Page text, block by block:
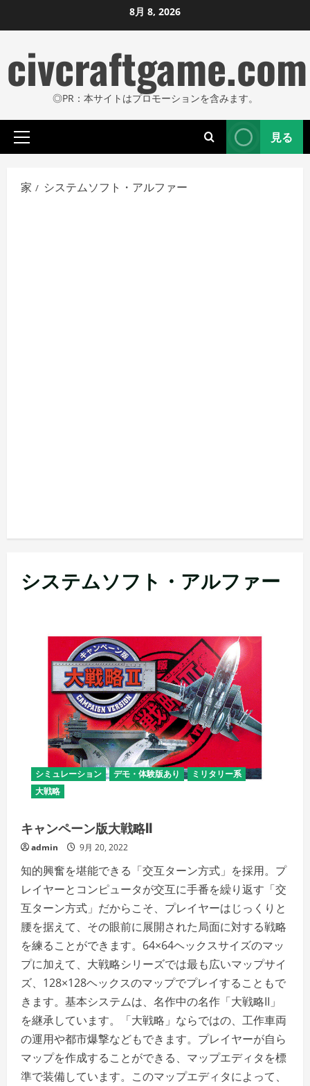
ン
ン
ツ
ス
ッ
8月 8, 2026
civcraftgame.com
◎PR：本サイトはプロモーションを含みます。
プ
イ
マ
見る
家 システムソフト・アルファー
システムソフト・アルファー
シミュレーション デモ・体験版あり
ミリタリー系
大戦略
キャンペーン版大戦略II
admin 9月 20, 2022
知的興奮を堪能できる「交互ターン方式」を採用。プ
レイヤーとコンピュータが交互に手番を繰り返す「交
互ターン方式」だからこそ、プレイヤーはじっくりと
腰を据えて、その眼前に展開された局面に対する戦略
を練ることができます。64×64ヘックスサイズのマッ
プに加えて、大戦略シリーズでは最も広いマップサイ
ズ、128×128ヘックスのマップでプレイすることもで
きます。基本システムは、名作中の名作「大戦略II」
を継承しています。「大戦略」ならではの、工作車両
の運用や都市爆撃などもできます。プレイヤーが自ら
マップを作成することができる、マップエディタを標
準で装備しています。このマップエディタによって、